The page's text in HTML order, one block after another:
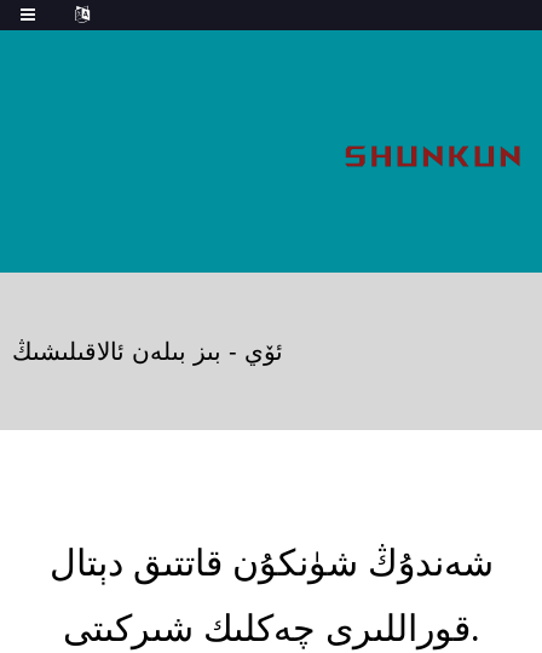
ئۆي - بىز بىلەن ئالاقىلىشىڭ
شەندۇڭ شۈنكۇن قاتتىق دېتال
قوراللىرى چەكلىك شىركىتى.